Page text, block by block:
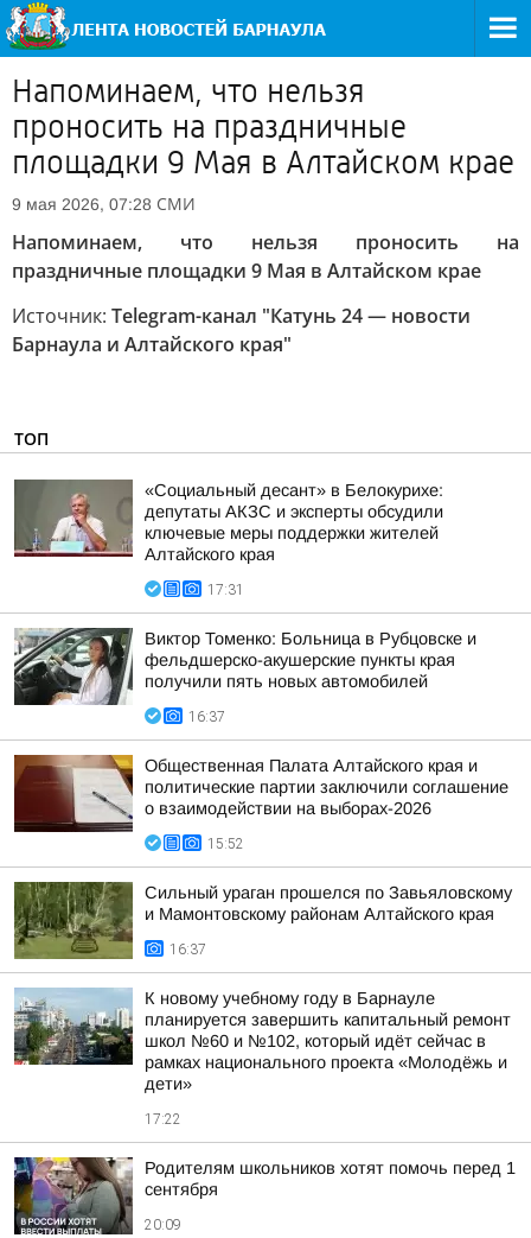
Напоминаем, что нельзя
проносить на праздничные
площадки 9 Мая в Алтайском крае
9 мая 2026, 07:28 СМИ
Напоминаем, что нельзя проносить на
праздничные площадки 9 Мая в Алтайском крае
Источник: Telegram-канал "Катунь 24 — новости
Барнаула и Алтайского края"
ТОП
«Социальный десант» в Белокурихе:
депутаты АКЗС и эксперты обсудили
ключевые меры поддержки жителей
Алтайского края
17:31
Виктор Томенко: Больница в Рубцовске и
фельдшерско-акушерские пункты края
получили пять новых автомобилей
16:37
Общественная Палата Алтайского края и
политические партии заключили соглашение
о взаимодействии на выборах-2026
15:52
Сильный ураган прошелся по Завьяловскому
и Мамонтовскому районам Алтайского края
16:37
К новому учебному году в Барнауле
планируется завершить капитальный ремонт
школ №60 и №102, который идёт сейчас в
рамках национального проекта «Молодёжь и
дети»
17:22
Родителям школьников хотят помочь перед 1
сентября
20:09